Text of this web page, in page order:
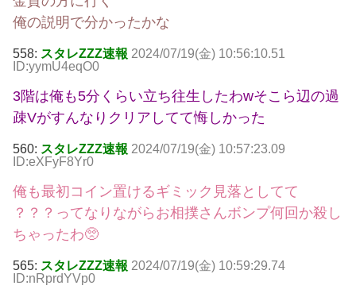
俺の説明で分かったかな
558: スタレZZZ速報 2024/07/19(金) 10:56:10.51
ID:yymU4eqO0
3階は俺も5分くらい立ち往生したわwそこら辺の過
疎Vがすんなりクリアしてて悔しかった
560: スタレZZZ速報 2024/07/19(金) 10:57:23.09
ID:eXFyF8Yr0
俺も最初コイン置けるギミック見落としてて
？？？ってなりながらお相撲さんボンプ何回か殺し
ちゃったわ🥺
565: スタレZZZ速報 2024/07/19(金) 10:59:29.74
ID:nRprdYVp0